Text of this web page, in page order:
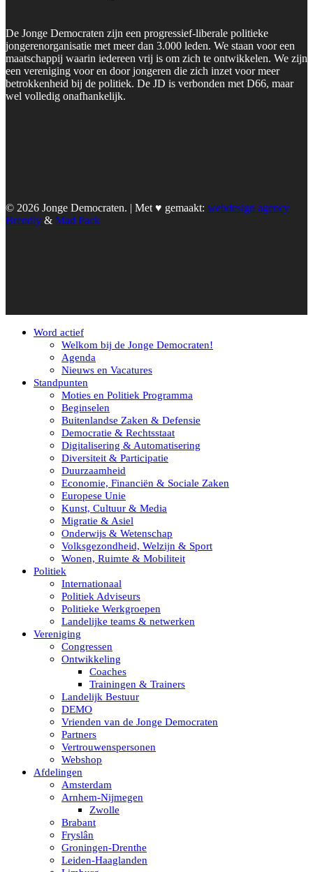
De Jonge Democraten zijn een progressief-liberale politieke
jongerenorganisatie met meer dan 3.000 leden. We staan voor een
maatschappij waarin iedereen vrij is om zich te ontwikkelen. We zijn
een vereniging voor en door jongeren die zich inzet voor meer
betrokkenheid bij de politiek. De JD is verbonden met D66, maar
wel volledig onafhankelijk.
© 2026 Jonge Democraten. | Met ♥︎ gemaakt: webdesign agency
Brendly & Mad Pack
Word actief
Welkom bij de Jonge Democraten!
Agenda
Nieuws en Vacatures
Standpunten
Moties en Politiek Programma
Beginselen
Buitenlandse Zaken & Defensie
Democratie & Rechtsstaat
Digitalisering & Automatisering
Diversiteit & Participatie
Duurzaamheid
Economie, Financiën & Sociale Zaken
Europese Unie
Kunst, Cultuur & Media
Migratie & Asiel
Onderwijs & Wetenschap
Volksgezondheid, Welzijn & Sport
Wonen, Ruimte & Mobiliteit
Politiek
Internationaal
Politiek Adviseurs
Politieke Werkgroepen
Landelijke teams & netwerken
Vereniging
Congressen
Ontwikkeling
Coaches
Trainingen & Trainers
Landelijk Bestuur
DEMO
Vrienden van de Jonge Democraten
Partners
Vertrouwenspersonen
Webshop
Afdelingen
Amsterdam
Arnhem-Nijmegen
Zwolle
Brabant
Fryslân
Groningen-Drenthe
Leiden-Haaglanden